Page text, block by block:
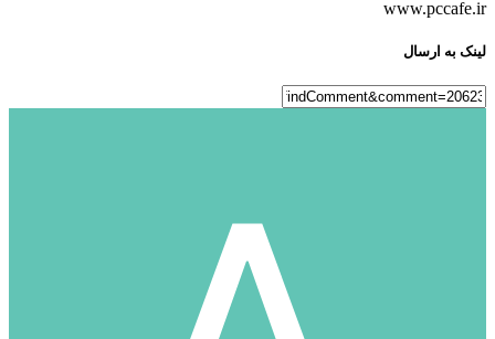
www.pccafe.ir
لینک به ارسال